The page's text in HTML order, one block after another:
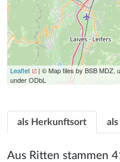
Leaflet
| © Map tiles by BSB MDZ,
under ODbL
als Herkunftsort
Aus Ritten stammen